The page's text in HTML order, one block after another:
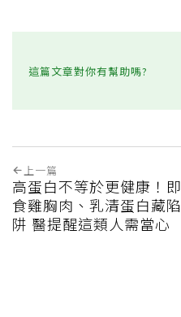
這篇文章對你有幫助嗎?
上一篇
高蛋白不等於更健康！即
食雞胸肉、乳清蛋白藏陷
阱 醫提醒這類人需當心